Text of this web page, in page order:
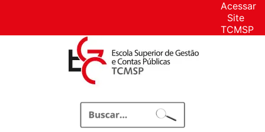
Acessar
Site
TCMSP